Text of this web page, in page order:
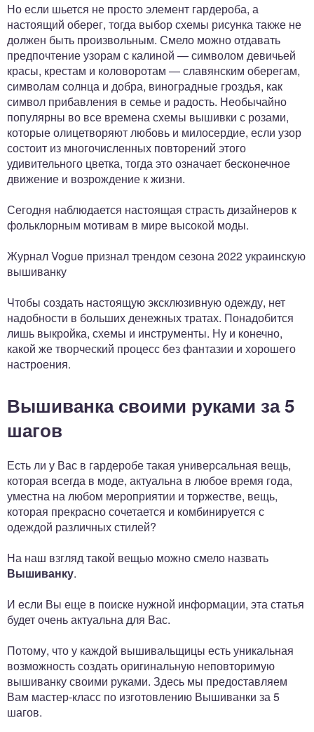
Но если шьется не просто элемент гардероба, а
настоящий оберег, тогда выбор схемы рисунка также не
должен быть произвольным. Смело можно отдавать
предпочтение узорам с калиной — символом девичьей
красы, крестам и коловоротам — славянским оберегам,
символам солнца и добра, виноградные гроздья, как
символ прибавления в семье и радость. Необычайно
популярны во все времена схемы вышивки с розами,
которые олицетворяют любовь и милосердие, если узор
состоит из многочисленных повторений этого
удивительного цветка, тогда это означает бесконечное
движение и возрождение к жизни.
Сегодня наблюдается настоящая страсть дизайнеров к
фольклорным мотивам в мире высокой моды.
Журнал Vogue признал трендом сезона 2022 украинскую
вышиванку
Чтобы создать настоящую эксклюзивную одежду, нет
надобности в больших денежных тратах. Понадобится
лишь выкройка, схемы и инструменты. Ну и конечно,
какой же творческий процесс без фантазии и хорошего
настроения.
Вышиванка своими руками за 5
шагов
Есть ли у Вас в гардеробе такая универсальная вещь,
которая всегда в моде, актуальна в любое время года,
уместна на любом мероприятии и торжестве, вещь,
которая прекрасно сочетается и комбинируется с
одеждой различных стилей?
На наш взгляд такой вещью можно смело назвать
Вышиванку.
И если Вы еще в поиске нужной информации, эта статья
будет очень актуальна для Вас.
Потому, что у каждой вышивальщицы есть уникальная
возможность создать оригинальную неповторимую
вышиванку своими руками. Здесь мы предоставляем
Вам мастер-класс по изготовлению Вышиванки за 5
шагов.